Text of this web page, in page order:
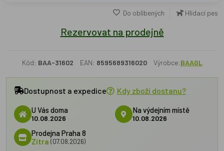
Do oblíbených Hlídací pes
Rezervovat na prodejně
Kód: BAA-31602 EAN: 8595689316020 Výrobce:BAAGL
Dostupnost a expedice Kdy zboží dostanu?
U Vás doma
10.08.2026
Na výdejním místě
10.08.2026
Prodejna Praha 8
Zítra (07.08.2026)